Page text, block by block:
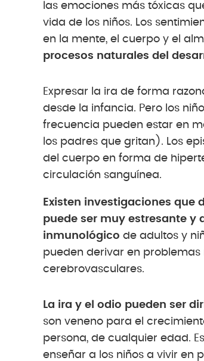
las emociones más tóxicas
vida de los niños. Los
en la mente, el cuerpo y el
procesos naturales del
Expresar la ira de forma
desde la infancia. Pero los
frecuencia pueden estar en
los padres que gritan). Los
del cuerpo en forma de
circulación sanguínea.
Existen investigaciones que
puede ser muy estresante y
inmunológico de adultos y
pueden derivar en
cerebrovasculares.
La ira y el odio pueden ser
son veneno para el
persona, de cualquier edad.
enseñar a los niños a vivir en